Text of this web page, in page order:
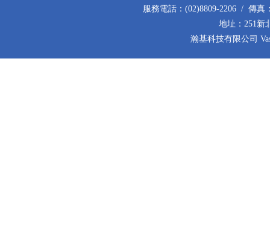
服務電話：(02)8809-2206 / 傳真
地址：251新
瀚基科技有限公司